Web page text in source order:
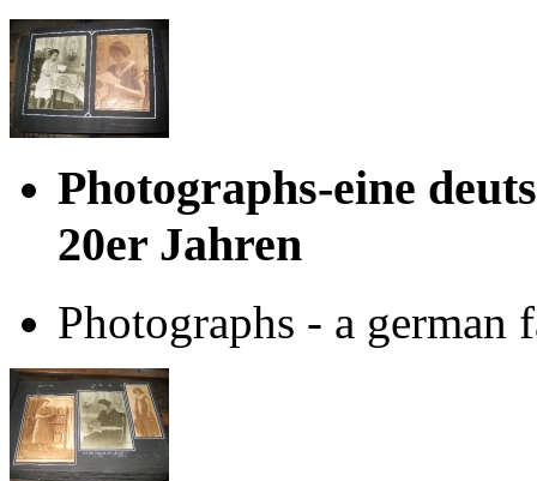
Photographs-eine
20er Jahren
Photographs - a